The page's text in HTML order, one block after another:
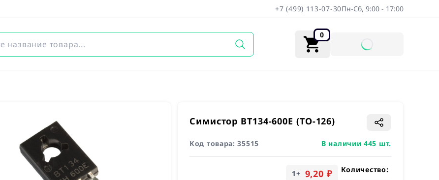
+7 (499) 113-07-30Пн-Сб, 9:00 - 17:00
0
Симистор BT134-600E (TO-126)
Код товара:35515 В наличии 445 шт.
1+ 9,20 ₽ Количество: